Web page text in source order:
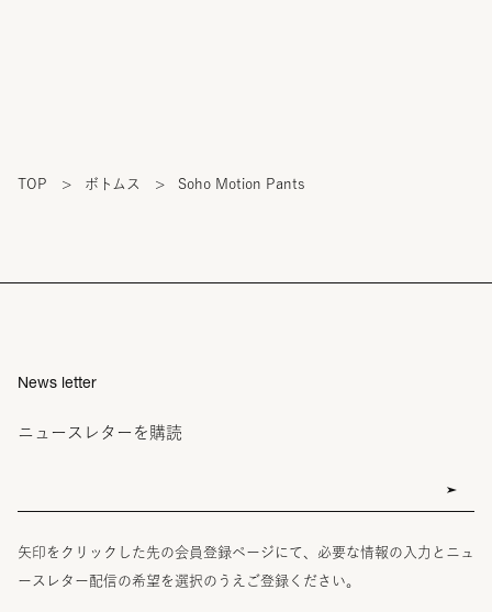
TOP > ボトムス > Soho Motion Pants
News letter
ニュースレターを購読
矢印をクリックした先の会員登録ページにて、必要な情報の入力とニュ
ースレター配信の希望を選択のうえご登録ください。